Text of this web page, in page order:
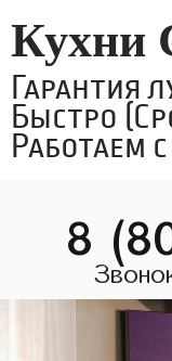
Кухни
Гарантия
Быстро
Работаем с
8